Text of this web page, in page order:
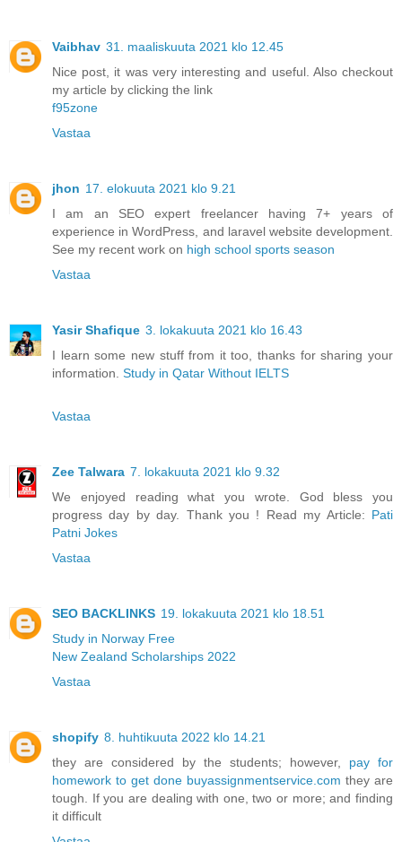
Vaibhav 31. maaliskuuta 2021 klo 12.45
Nice post, it was very interesting and useful. Also checkout
my article by clicking the link
f95zone
Vastaa
jhon 17. elokuuta 2021 klo 9.21
I am an SEO expert freelancer having 7+ years of
experience in WordPress, and laravel website development.
See my recent work on high school sports season
Vastaa
Yasir Shafique 3. lokakuuta 2021 klo 16.43
I learn some new stuff from it too, thanks for sharing your
information. Study in Qatar Without IELTS
Vastaa
Zee Talwara 7. lokakuuta 2021 klo 9.32
We enjoyed reading what you wrote. God bless you
progress day by day. Thank you ! Read my Article: Pati
Patni Jokes
Vastaa
SEO BACKLINKS 19. lokakuuta 2021 klo 18.51
Study in Norway Free
New Zealand Scholarships 2022
Vastaa
shopify 8. huhtikuuta 2022 klo 14.21
they are considered by the students; however, pay for
homework to get done buyassignmentservice.com they are
tough. If you are dealing with one, two or more; and finding
it difficult